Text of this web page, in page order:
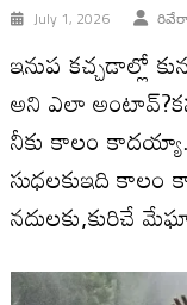
July 1, 2026
ఇనుప కచ్చడాల్లో
అని ఎలా
నీకు కాలం
సుధలకుఇది
నదులకు,కురిచే